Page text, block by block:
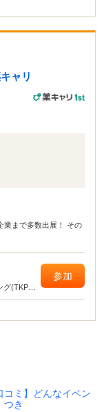
ャリ
業まで多数出展！ その
(TKPガ
参加
コミ】どんなイベン
つき